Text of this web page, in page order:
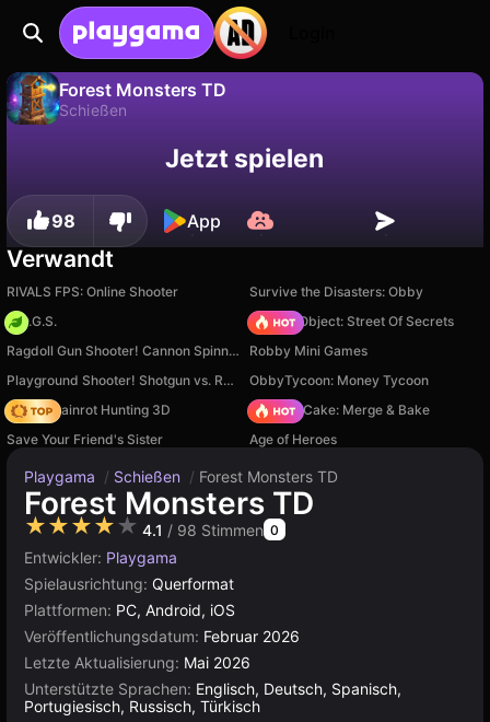
Forest Monsters TD
Schießen
speichern!
Nein
Jetzt spielen
98 App
Verwandt
RIVALS FPS: Online Shooter
Survive the Disasters: Obby
H.O.G.S.
Hidden Object: Street Of Secrets
Ragdoll Gun Shooter! Cannon Spinner Playground
Robby Mini Games
Playground Shooter! Shotgun vs. Ragdolls!
ObbyTycoon: Money Tycoon
Italian Brainrot Hunting 3D
Piece of Cake: Merge & Bake
Save Your Friend's Sister
Age of Heroes
Playgama / Schießen / Forest Monsters TD
Forest Monsters TD
★★★★★ 4.1 / 98 Stimmen 0
Entwickler: Playgama
Spielausrichtung: Querformat
Plattformen: PC, Android, iOS
Veröffentlichungsdatum: Februar 2026
Letzte Aktualisierung: Mai 2026
Unterstützte Sprachen: Englisch, Deutsch, Spanisch,
Portugiesisch, Russisch, Türkisch